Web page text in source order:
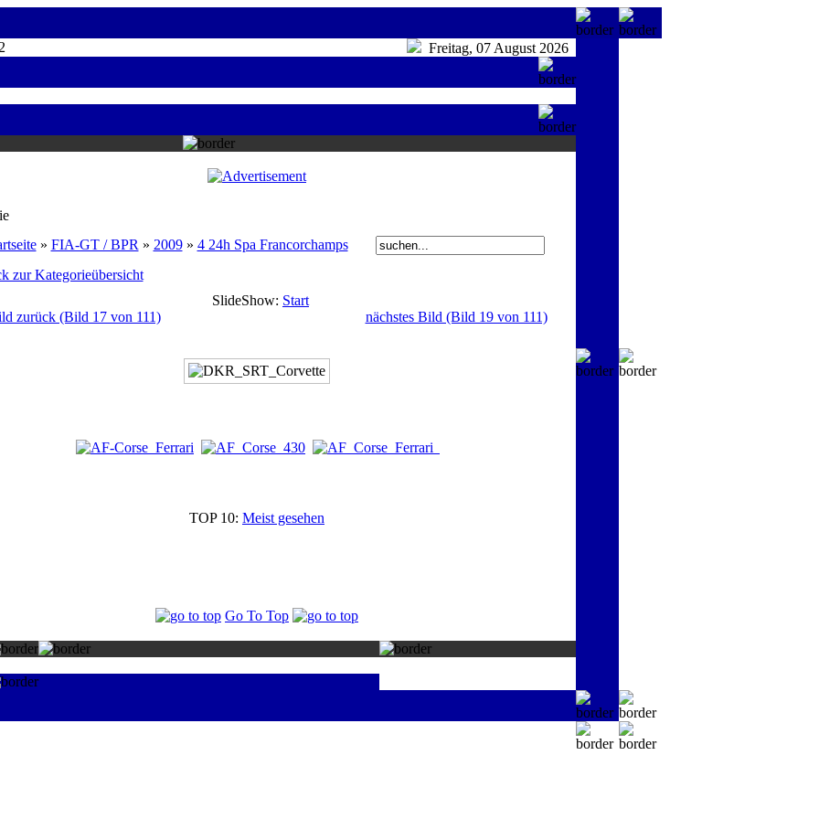
Freitag, 07 August 2026
» FIA-GT / BPR » 2009» 4 24h Spa Francorchamps
zur Kategorieübersicht
SlideShow: Start
zurück (Bild 17 von 111)
nächstes Bild (Bild 19 von 111)
TOP 10: Meist gesehen
Go To Top